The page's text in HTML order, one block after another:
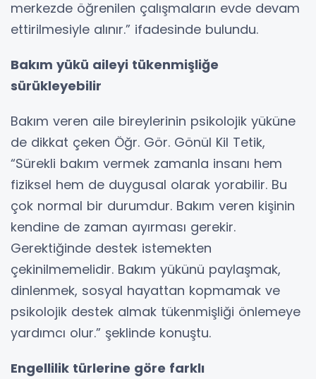
merkezde öğrenilen çalışmaların evde devam
ettirilmesiyle alınır.” ifadesinde bulundu.
Bakım yükü aileyi tükenmişliğe
sürükleyebilir
Bakım veren aile bireylerinin psikolojik yüküne
de dikkat çeken Öğr. Gör. Gönül Kil Tetik,
“Sürekli bakım vermek zamanla insanı hem
fiziksel hem de duygusal olarak yorabilir. Bu
çok normal bir durumdur. Bakım veren kişinin
kendine de zaman ayırması gerekir.
Gerektiğinde destek istemekten
çekinilmemelidir. Bakım yükünü paylaşmak,
dinlenmek, sosyal hayattan kopmamak ve
psikolojik destek almak tükenmişliği önlemeye
yardımcı olur.” şeklinde konuştu.
Engellilik türlerine göre farklı